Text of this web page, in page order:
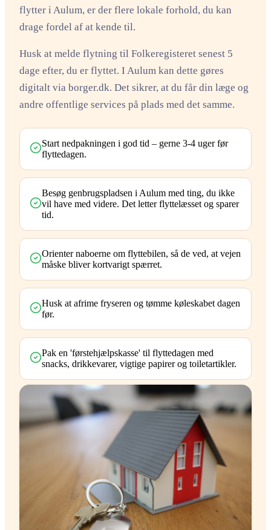
flytter i Aulum, er der flere lokale forhold, du kan
drage fordel af at kende til.
Husk at melde flytning til Folkeregisteret senest 5
dage efter, du er flyttet. I Aulum kan dette gøres
digitalt via borger.dk. Det sikrer, at du får din læge og
andre offentlige services på plads med det samme.
Start nedpakningen i god tid – gerne 3-4 uger før
flyttedagen.
Besøg genbrugspladsen i Aulum med ting, du ikke
vil have med videre. Det letter flyttelæsset og sparer
tid.
Orienter naboerne om flyttebilen, så de ved, at vejen
måske bliver kortvarigt spærret.
Husk at afrime fryseren og tømme køleskabet dagen
før.
Pak en 'førstehjælpskasse' til flyttedagen med
snacks, drikkevarer, vigtige papirer og toiletartikler.